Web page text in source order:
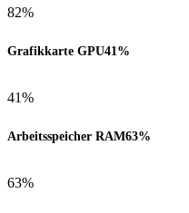
82%
Grafikkarte GPU41%
41%
Arbeitsspeicher RAM63%
63%